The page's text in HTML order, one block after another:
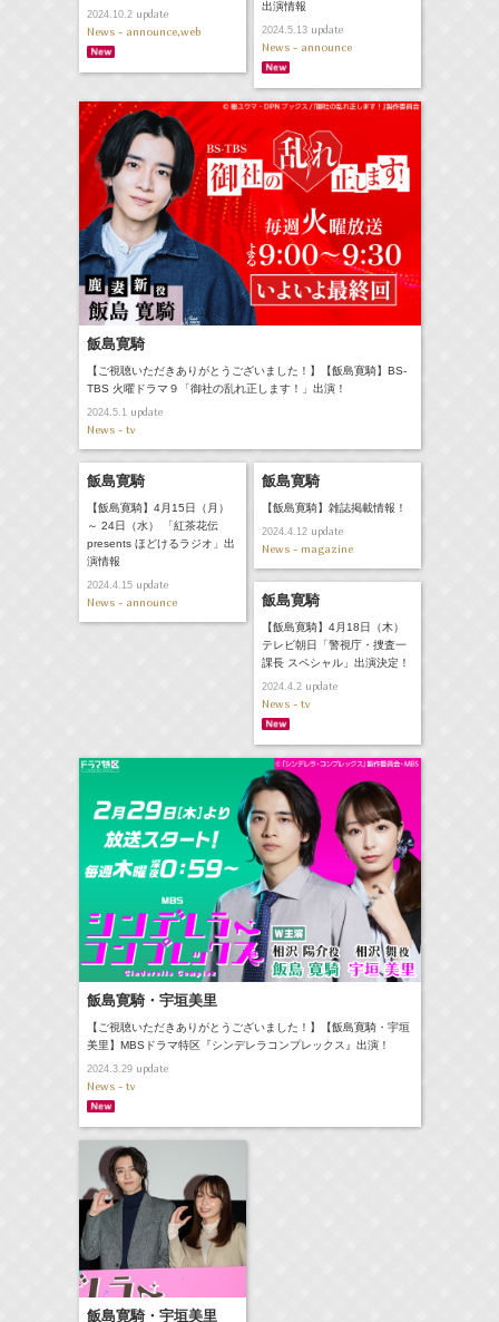
2024.10.2update
News - announce,web
出演情報
2024.5.13update
News - announce
飯島寛騎
【ご視聴いただきありがとうございました！】【飯島寛騎】BS-
TBS 火曜ドラマ９「御社の乱れ正します！」出演！
2024.5.1update
News - tv
飯島寛騎
【飯島寛騎】4月15日（月）
～ 24日（水） 「紅茶花伝
presents ほどけるラジオ」出
演情報
2024.4.15update
News - announce
飯島寛騎
【飯島寛騎】雑誌掲載情報！
2024.4.12update
News - magazine
飯島寛騎
【飯島寛騎】4月18日（木）
テレビ朝日「警視庁・捜査一
課長 スペシャル」出演決定！
2024.4.2update
News - tv
飯島寛騎・宇垣美里
【ご視聴いただきありがとうございました！】【飯島寛騎・宇垣
美里】MBSドラマ特区『シンデレラコンプレックス』出演！
2024.3.29update
News - tv
飯島寛騎・宇垣美里